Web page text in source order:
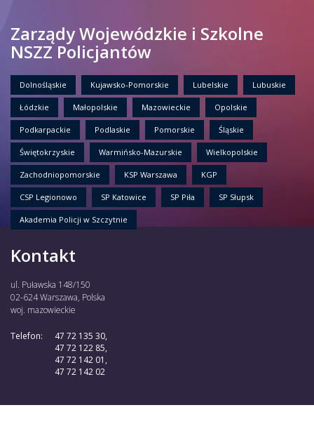
Zarządy Wojewódzkie i Szkolne
NSZZ Policjantów
Dolnośląskie Kujawsko-Pomorskie Lubelskie Lubuskie
Łódzkie Małopolskie Mazowieckie Opolskie
Podkarpackie Podlaskie Pomorskie Śląskie
Świętokrzyskie Warmińsko-Mazurskie Wielkopolskie
Zachodniopomorskie KSP Warszawa KGP
CSP Legionowo SP Katowice SP Piła SP Słupsk
Akademia Policji w Szczytnie
Kontakt
ul. Puławska 148/150
02-624 Warszawa, Polska
woj. mazowieckie
Telefon:
47 72 135 30,
47 72 122 85,
47 72 142 01,
47 72 142 02